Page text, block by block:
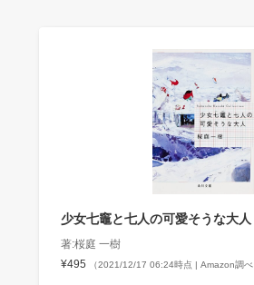
少女七竈と七人の可愛そうな大
著:桜庭 一樹
¥495
（2021/12/17 06:24時点 | Amazon調べ